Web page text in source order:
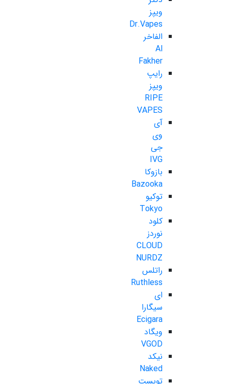
ویپز
Dr.Vapes
الفاخر
Al
Fakher
رایپ
ویپز
RIPE
VAPES
آی
وی
جی
IVG
بازوکا
Bazooka
توکیو
Tokyo
کلود
نوردز
CLOUD
NURDZ
راتلس
Ruthless
ای
سیگارا
Ecigara
ویگاد
VGOD
نیکد
Naked
تویست